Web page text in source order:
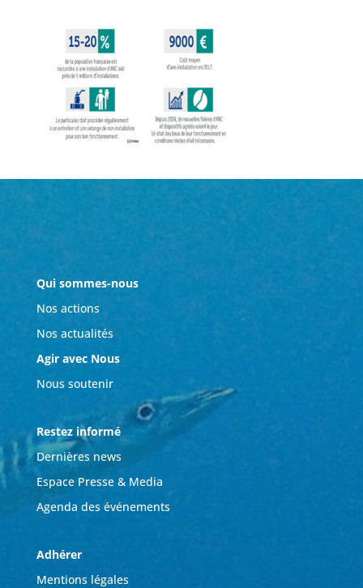
Qui sommes-nous
Nos actions
Nos actualités
Agir avec Nous
Nous soutenir
Restez informé
Dernières news
Espace Presse & Media
Agenda des événements
Adhérer
Mentions légales